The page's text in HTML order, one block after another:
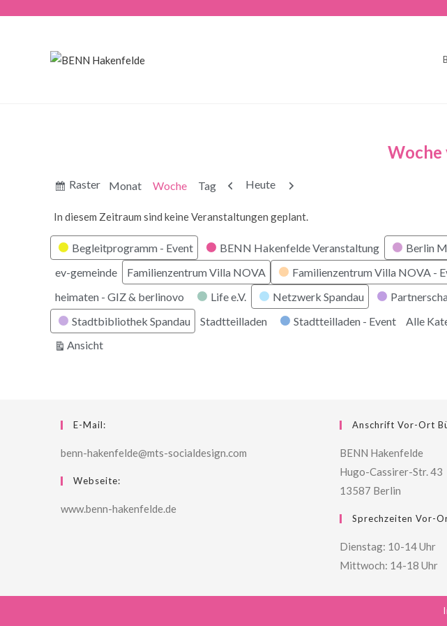
Woche
Anzeigen
Raster Monat Woche Tag Zurück
Heute Weiter
In diesem Zeitraum sind keine Veranstaltungen geplant.
Kategorien
Begleitprogramm - Event BENN Hakenfelde Veranstaltung Berlin
ev-gemeinde
Familienzentrum Villa NOVA Familienzentrum Villa NOVA -
heimaten - GIZ & berlinovo
Life e.V. Netzwerk Spandau
Stadtbibliothek Spandau
Stadtteilladen Stadtteilladen - Event
Alle
Ansichtausdrucken
E-Mail:
benn-hakenfelde@mts-socialdesign.com
Webseite:
www.benn-hakenfelde.de
Anschrift Vor-Ort
BENN Hakenfelde
Hugo-Cassirer-Str. 43
13587 Berlin
Sprechzeiten Vor-
Dienstag: 10-14 Uhr
Mittwoch: 14-18 Uhr